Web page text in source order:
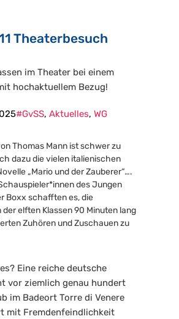
Theaterbesuch
im Theater bei einem
hochaktuellem Bezug!
#GvSS, Aktuelles, WG
Thomas Mann ist schwer zu
dazu die vielen italienischen
„Mario und der Zauberer“….
des Jungen
Boxx schafften es, die
elften Klassen 90 Minuten lang
Zuhören und Zuschauen zu
Eine reiche deutsche
vor ziemlich genau hundert
im Badeort Torre di Venere
mit Fremdenfeindlichkeit